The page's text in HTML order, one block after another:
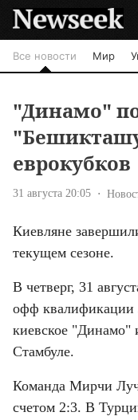
Все новости Мир
"Динамо"
еврокубков
31 августа 20:05
Киевляне
текущем сезоне.
В четверг, 31
офф квалификации
киевское "Динамо"
Стамбуле.
Команда Мирчи
счетом 2:3. В